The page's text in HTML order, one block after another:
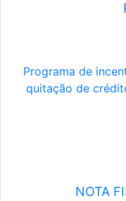
Programa de
quitação de
NOTA